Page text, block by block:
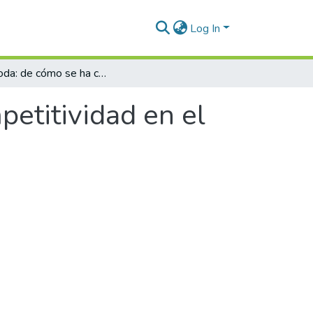
Log In
Inexmoda: de cómo se ha construido la competitividad en el sector textil-confección en Colombia
en el